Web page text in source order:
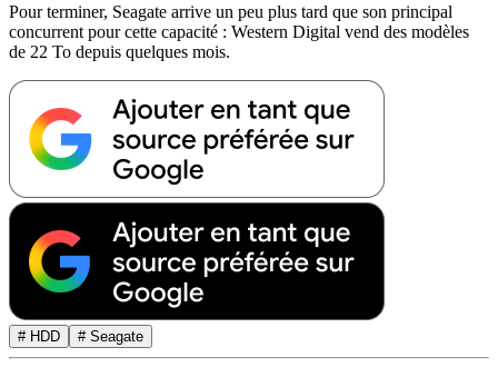
Pour terminer, Seagate arrive un peu plus tard que son principal
concurrent pour cette capacité : Western Digital vend des modèles
de 22 To depuis quelques mois.
# HDD # Seagate